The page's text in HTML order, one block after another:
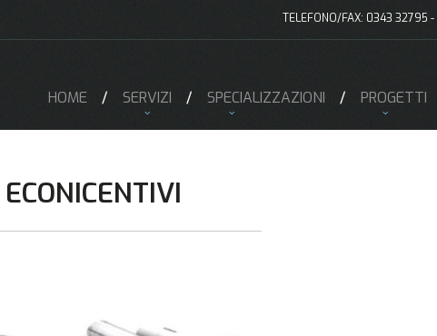
TELEFONO/FAX: 0343 32795 -
HOME SERVIZI SPECIALIZZAZIONI PROGETTI
ECONICENTIVI